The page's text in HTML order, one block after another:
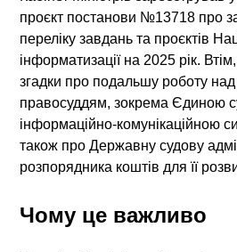
проєкт постанови №13718 про
переліку завдань та проєктів
інформатизації на 2025 рік.
згадки про подальшу роботу
правосуддям, зокрема Єдиною
інформаційно-комунікаційною
також про Державну судову
розпорядника коштів для її
Чому це важливо